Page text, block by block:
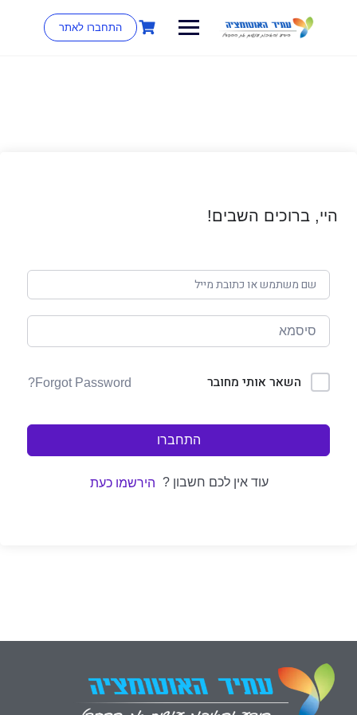
התחברו לאתר
היי, ברוכים השבים!
השאר אותי מחובר Forgot Password?
התחברו
עוד אין לכם חשבון ? הירשמו כעת